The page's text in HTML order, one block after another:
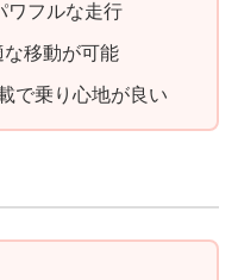
ワフルな走行
な移動が可能
で乗り心地が良い